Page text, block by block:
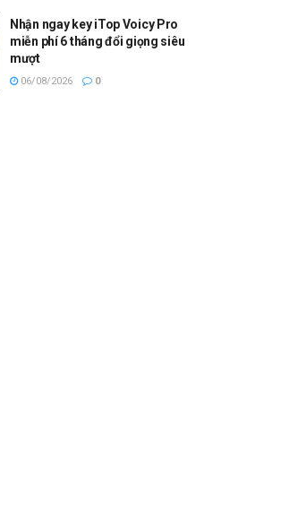
Nhận ngay key iTop Voicy Pro
miễn phí 6 tháng đổi giọng siêu
mượt
06/08/2026 0